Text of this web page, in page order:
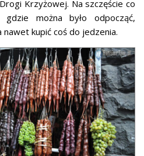
Krzyżowej. Na szczęście co
można było odpocząć,
kupić coś do jedzenia.